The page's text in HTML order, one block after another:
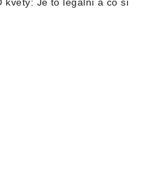
květy: Je to legální a co si